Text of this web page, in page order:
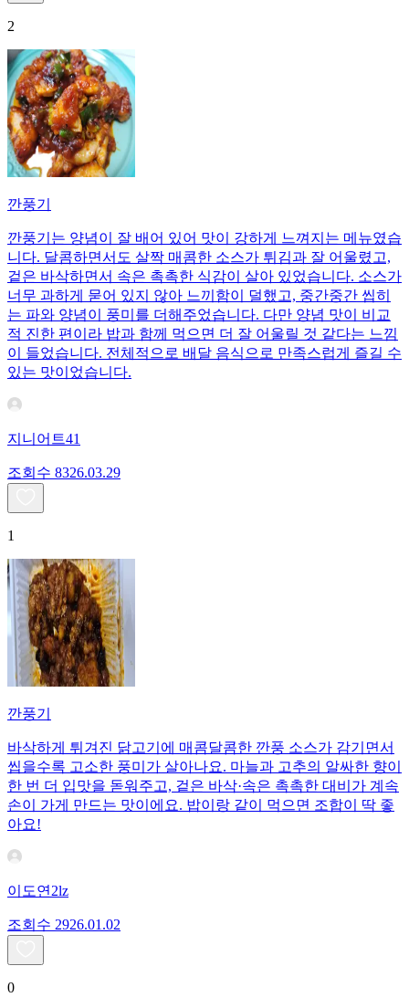
2
깐풍기
깐풍기는 양념이 잘 배어 있어 맛이 강하게 느껴지는 메뉴였습
니다. 달콤하면서도 살짝 매콤한 소스가 튀김과 잘 어울렸고,
겉은 바삭하면서 속은 촉촉한 식감이 살아 있었습니다. 소스가
너무 과하게 묻어 있지 않아 느끼함이 덜했고, 중간중간 씹히
는 파와 양념이 풍미를 더해주었습니다. 다만 양념 맛이 비교
적 진한 편이라 밥과 함께 먹으면 더 잘 어울릴 것 같다는 느낌
이 들었습니다. 전체적으로 배달 음식으로 만족스럽게 즐길 수
있는 맛이었습니다.
지니어트41
조회수 8326.03.29
1
깐풍기
바삭하게 튀겨진 닭고기에 매콤달콤한 깐풍 소스가 감기면서
씹을수록 고소한 풍미가 살아나요. 마늘과 고추의 알싸한 향이
한 번 더 입맛을 돋워주고, 겉은 바삭·속은 촉촉한 대비가 계속
손이 가게 만드는 맛이에요. 밥이랑 같이 먹으면 조합이 딱 좋
아요!
이도연2lz
조회수 2926.01.02
0